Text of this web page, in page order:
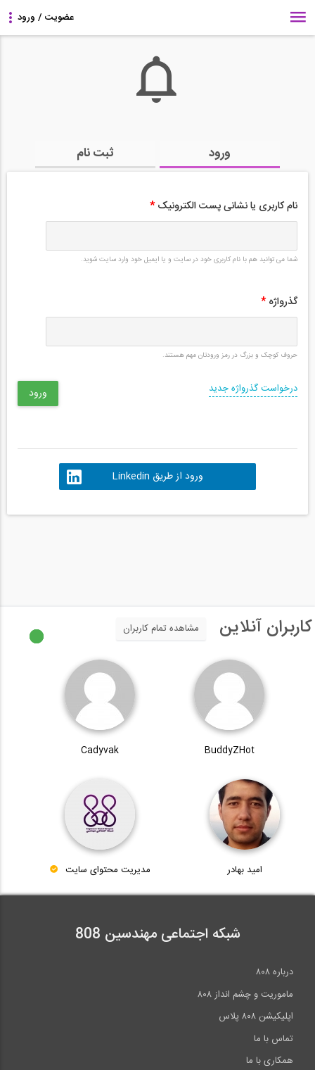
ورود ثبت نام
نام کاربری یا نشانی پست الکترونیک *
شما می توانید هم با نام کاربری خود در سایت و یا ایمیل خود وارد سایت شوید.
گذرواژه *
حروف کوچک و بزرگ در رمز ورودتان مهم هستند.
درخواست گذرواژه جدید
ورود از طریق Linkedin
کاربران آنلاین مشاهده تمام کاربران
BuddyZHot
Cadyvak
امید بهادر مدیریت محتوای سایت
شبکه اجتماعی مهندسین 808
درباره ۸۰۸
ماموریت و چشم انداز ۸۰۸
اپلیکیشن ۸۰۸ پلاس
تماس با ما
همکاری با ما